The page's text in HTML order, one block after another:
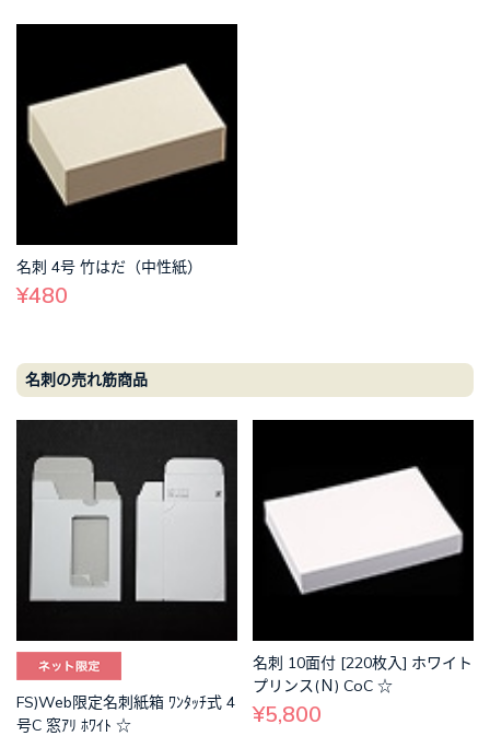
名刺 4号 竹はだ（中性紙）
¥480
名刺の売れ筋商品
FS)Web限定名刺紙箱 ﾜﾝﾀｯﾁ式 4
号C 窓ｱﾘ ﾎﾜｲﾄ ☆
名刺 10面付 [220枚入] ホワイト
プリンス(Ｎ) CoC ☆
¥5,800